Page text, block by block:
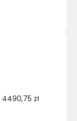
4490,75 zł